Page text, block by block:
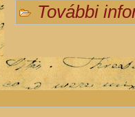
További
Oldalak